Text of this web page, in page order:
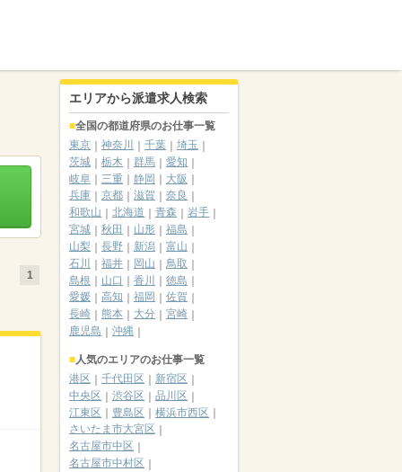
1
エリアから派遣求人検索
全国の都道府県のお仕事一覧
東京
神奈川 千葉
埼玉
茨城
栃木 群馬
愛知
岐阜
三重 静岡
大阪
兵庫
京都 滋賀
奈良
和歌山
北海道 青森
岩手
宮城
秋田 山形
福島
山梨
長野 新潟
富山
石川
福井 岡山
鳥取
島根
山口 香川
徳島
愛媛
高知 福岡
佐賀
長崎
熊本 大分
宮崎
鹿児島
沖縄
人気のエリアのお仕事一覧
港区
千代田区
新宿区
中央区
渋谷区
品川区
江東区
豊島区
横浜市西区
さいたま市大宮区
名古屋市中区
名古屋市中村区